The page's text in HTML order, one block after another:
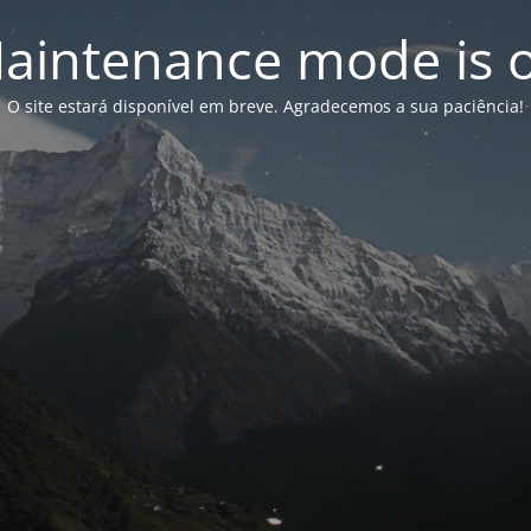
mode is
O site estará disponível em breve. Agradecemos a sua paciência!